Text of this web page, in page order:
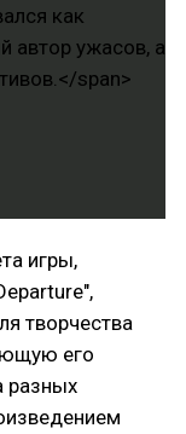
игры,
творчества
его
разных